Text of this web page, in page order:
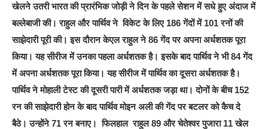
खेलने उतरी भारत की प्रारंभिक जोड़ी ने दिन के पहले सेशन में सधे हुए अंदाज में
बल्लेबाजी की। राहुल और पार्थिव ने विकेट के लिए 186 गेंदों में 101 रनों की
साझेदारी पूरी की। इस दौरान केएल राहुल ने 86 गेंद पर अपना अर्धशतक पूरा
किया। यह सीरीज में उनका पहला अर्धशतक है। इसके बाद पार्थिव ने भी 84 गेंद
में अपना अर्धशतक पूरा किया। यह सीरीज में पार्थिव का दूसरा अर्धशतक है।
पार्थिव ने मोहाली टेस्ट की दूसरी पारी में अर्धशतक जड़ा था। दोनों के बीच 152
रन की साझेदारी होन के बाद पार्थिव मोइन अली की गेंद पर बटलर को कैच दे
बैठे। उन्होंने 71 रन बनाए। फिलहाल राहुल 89 और चेतेश्वर पुजारा 11 खेल